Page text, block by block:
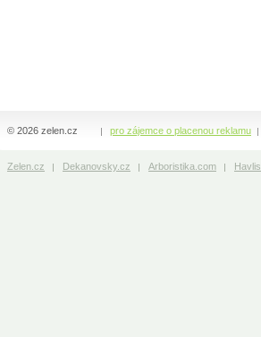
pro zájemce o placenou reklamu
© 2026 zelen.cz
Zelen.cz Dekanovsky.cz Arboristika.com